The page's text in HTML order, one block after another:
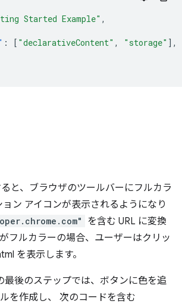
Started Example" ,
: [ "declarativeContent" , "storage" ],
と、ブラウザのツールバーにフルカラ
ン アイコンが表示されるようになり
を含む URL に変換
フルカラーの場合、ユーザーはクリッ
を表示します。
最後のステップでは、ボタンに色を追
を作成し、 次のコードを含む